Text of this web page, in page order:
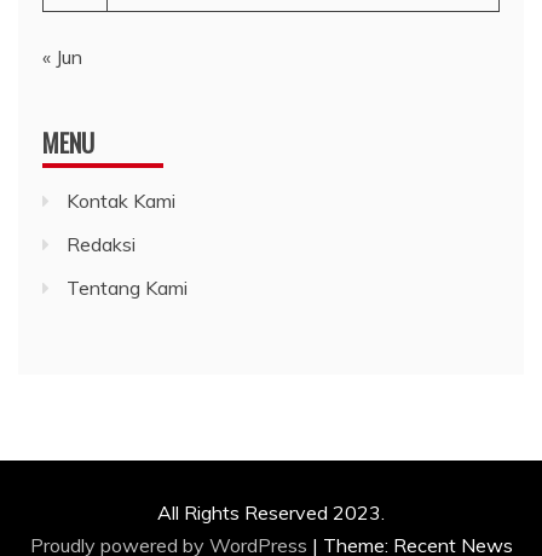
« Jun
MENU
Kontak Kami
Redaksi
Tentang Kami
All Rights Reserved 2023.
Proudly powered by WordPress | Theme: Recent News